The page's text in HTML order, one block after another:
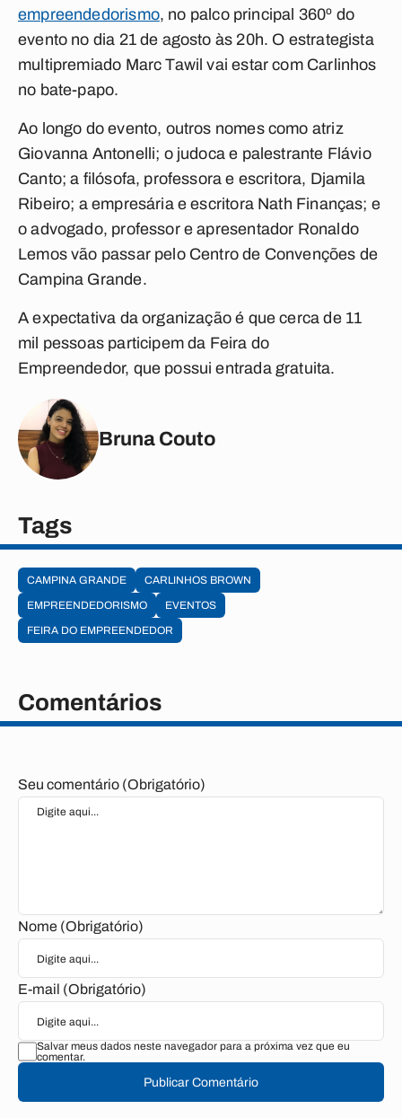
empreendedorismo, no palco principal 360º do
evento no dia 21 de agosto às 20h. O estrategista
multipremiado Marc Tawil vai estar com Carlinhos
no bate-papo.
Ao longo do evento, outros nomes como atriz
Giovanna Antonelli; o judoca e palestrante Flávio
Canto; a filósofa, professora e escritora, Djamila
Ribeiro; a empresária e escritora Nath Finanças; e
o advogado, professor e apresentador Ronaldo
Lemos vão passar pelo Centro de Convenções de
Campina Grande.
A expectativa da organização é que cerca de 11
mil pessoas participem da Feira do
Empreendedor, que possui entrada gratuita.
Bruna Couto
Tags
CAMPINA GRANDE
CARLINHOS BROWN
EMPREENDEDORISMO
EVENTOS
FEIRA DO EMPREENDEDOR
Comentários
Seu comentário (Obrigatório)
Nome (Obrigatório)
E-mail (Obrigatório)
Salvar meus dados neste navegador para a próxima vez que eu
comentar.
Publicar Comentário